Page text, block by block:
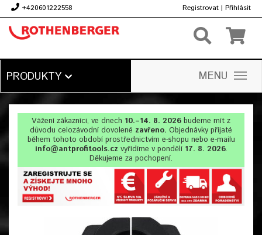
+420601222558 Registrovat | Přihlásit
PRODUKTY MENU
Vážení zákazníci, ve dnech 10.–14. 8. 2026 budeme mít z
důvodu celozávodní dovolené zavřeno. Objednávky přijaté
během tohoto období prostřednictvím e-shopu nebo e-mailu
info@antprofitools.cz vyřídíme v pondělí 17. 8. 2026.
Děkujeme za pochopení.